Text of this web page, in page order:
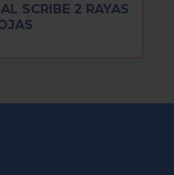
SCRIBE 2 RAYAS